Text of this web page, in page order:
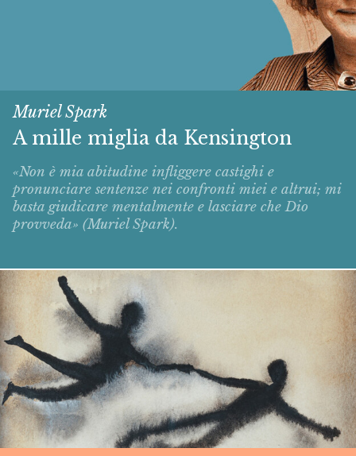
Muriel Spark
A mille miglia da Kensington
«Non è mia abitudine infliggere castighi e
pronunciare sentenze nei confronti miei e altrui; mi
basta giudicare mentalmente e lasciare che Dio
provveda» (Muriel Spark).